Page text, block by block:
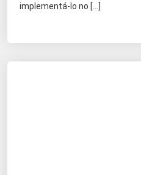
implementá-lo no […]